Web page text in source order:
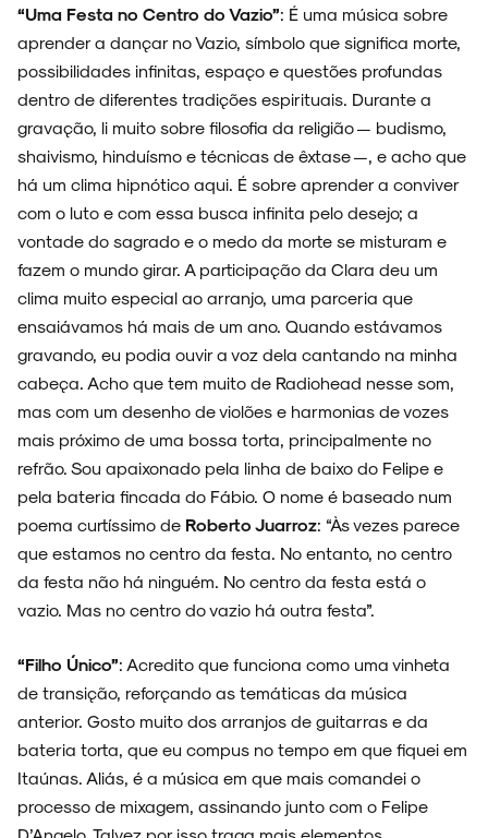
“Uma Festa no Centro do Vazio”: É uma música sobre
aprender a dançar no Vazio, símbolo que significa morte,
possibilidades infinitas, espaço e questões profundas
dentro de diferentes tradições espirituais. Durante a
gravação, li muito sobre filosofia da religião — budismo,
shaivismo, hinduísmo e técnicas de êxtase —, e acho que
há um clima hipnótico aqui. É sobre aprender a conviver
com o luto e com essa busca infinita pelo desejo; a
vontade do sagrado e o medo da morte se misturam e
fazem o mundo girar. A participação da Clara deu um
clima muito especial ao arranjo, uma parceria que
ensaiávamos há mais de um ano. Quando estávamos
gravando, eu podia ouvir a voz dela cantando na minha
cabeça. Acho que tem muito de Radiohead nesse som,
mas com um desenho de violões e harmonias de vozes
mais próximo de uma bossa torta, principalmente no
refrão. Sou apaixonado pela linha de baixo do Felipe e
pela bateria fincada do Fábio. O nome é baseado num
poema curtíssimo de Roberto Juarroz: “Às vezes parece
que estamos no centro da festa. No entanto, no centro
da festa não há ninguém. No centro da festa está o
vazio. Mas no centro do vazio há outra festa”.
“Filho Único”: Acredito que funciona como uma vinheta
de transição, reforçando as temáticas da música
anterior. Gosto muito dos arranjos de guitarras e da
bateria torta, que eu compus no tempo em que fiquei em
Itaúnas. Aliás, é a música em que mais comandei o
processo de mixagem, assinando junto com o Felipe